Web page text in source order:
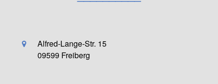
Alfred-Lange-Str. 15
09599 Freiberg